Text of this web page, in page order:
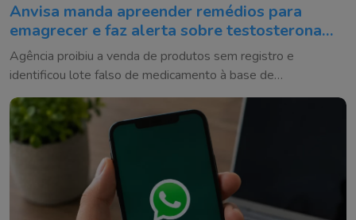
Anvisa manda apreender remédios para
emagrecer e faz alerta sobre testosterona
falsificada
Agência proibiu a venda de produtos sem registro e
identificou lote falso de medicamento à base de
testosterona